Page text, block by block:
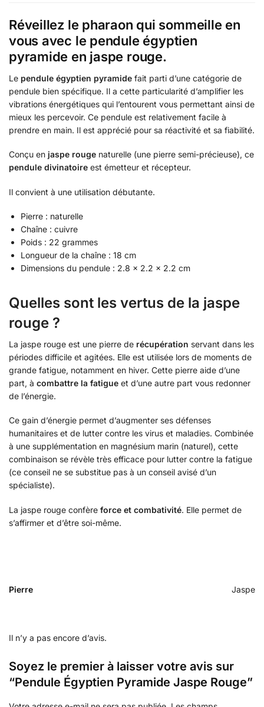
Réveillez le pharaon qui sommeille en
vous avec le pendule égyptien
pyramide en jaspe rouge.
Le pendule égyptien pyramide fait parti d’une catégorie de
pendule bien spécifique. Il a cette particularité d’amplifier les
vibrations énergétiques qui l’entourent vous permettant ainsi de
mieux les percevoir. Ce pendule est relativement facile à
prendre en main. Il est apprécié pour sa réactivité et sa fiabilité.
Conçu en jaspe rouge naturelle (une pierre semi-précieuse), ce
pendule divinatoire est émetteur et récepteur.
Il convient à une utilisation débutante.
Pierre : naturelle
Chaîne : cuivre
Poids : 22 grammes
Longueur de la chaîne : 18 cm
Dimensions du pendule : 2.8 x 2.2 x 2.2 cm
Quelles sont les vertus de la jaspe
rouge ?
La jaspe rouge est une pierre de récupération servant dans les
périodes difficile et agitées. Elle est utilisée lors de moments de
grande fatigue, notamment en hiver. Cette pierre aide d’une
part, à combattre la fatigue et d’une autre part vous redonner
de l’énergie.
Ce gain d’énergie permet d’augmenter ses défenses
humanitaires et de lutter contre les virus et maladies. Combinée
à une supplémentation en magnésium marin (naturel), cette
combinaison se révèle très efficace pour lutter contre la fatigue
(ce conseil ne se substitue pas à un conseil avisé d’un
spécialiste).
La jaspe rouge confère force et combativité. Elle permet de
s’affirmer et d’être soi-même.
Pierre Jaspe
Il n’y a pas encore d’avis.
Soyez le premier à laisser votre avis sur
“Pendule Égyptien Pyramide Jaspe Rouge”